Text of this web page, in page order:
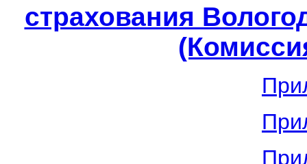
страхования